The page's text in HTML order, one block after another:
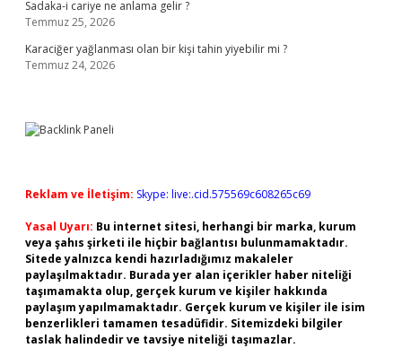
Sadaka-i cariye ne anlama gelir ?
Temmuz 25, 2026
Karaciğer yağlanması olan bir kişi tahin yiyebilir mi ?
Temmuz 24, 2026
Reklam ve İletişim: Skype: live:.cid.575569c608265c69
Yasal Uyarı: Bu internet sitesi, herhangi bir marka, kurum
veya şahıs şirketi ile hiçbir bağlantısı bulunmamaktadır.
Sitede yalnızca kendi hazırladığımız makaleler
paylaşılmaktadır. Burada yer alan içerikler haber niteliği
taşımamakta olup, gerçek kurum ve kişiler hakkında
paylaşım yapılmamaktadır. Gerçek kurum ve kişiler ile isim
benzerlikleri tamamen tesadüfidir. Sitemizdeki bilgiler
taslak halindedir ve tavsiye niteliği taşımazlar.